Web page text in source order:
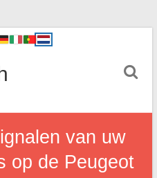
van uw
op de Peugeot